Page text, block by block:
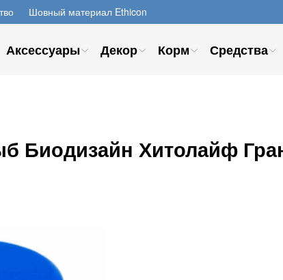
Шовный материал Ethicon
Аксессуары Декор Корм Средства
Биодизайн Хитолайф